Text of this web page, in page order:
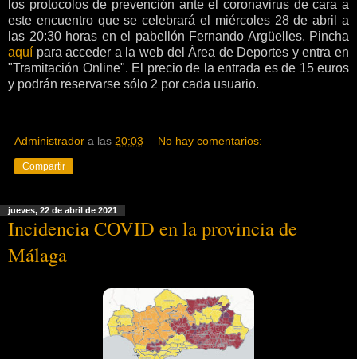
los protocolos de prevención ante el coronavirus de cara a
este encuentro que se celebrará el miércoles 28 de abril a
las 20:30 horas en el pabellón Fernando Argüelles. Pincha
aquí para acceder a la web del Área de Deportes y entra en
"Tramitación Online". El precio de la entrada es de 15 euros
y podrán reservarse sólo 2 por cada usuario.
Administrador a las 20:03 No hay comentarios:
Compartir
jueves, 22 de abril de 2021
Incidencia COVID en la provincia de
Málaga